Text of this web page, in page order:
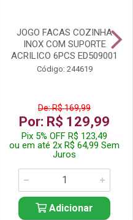
JOGO FACAS COZINHA
INOX COM SUPORTE
ACRILICO 6PCS ED509001
Código: 244619
De: R$ 169,99
Por: R$ 129,99
Pix 5% OFF R$ 123,49
ou em até 2x R$ 64,99 Sem
Juros
Adicionar